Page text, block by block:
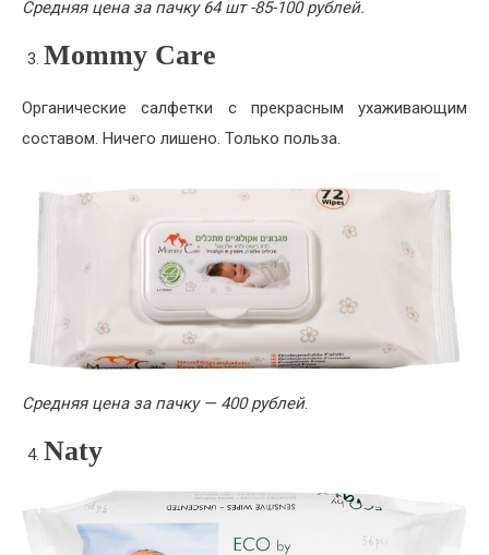
Средняя цена за пачку 64 шт -85-100 рублей.
Mommy Care
Органические салфетки с прекрасным ухаживающим
составом. Ничего лишено. Только польза.
Средняя цена за пачку — 400 рублей.
Naty